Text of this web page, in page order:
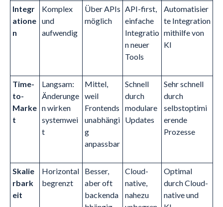
Integr
atione
n
Komplex
und
aufwendig
Über APIs
möglich
API-first,
einfache
Integratio
n neuer
Tools
Automatisier
te Integration
mithilfe von
KI
Time-
to-
Marke
t
Langsam:
Änderunge
n wirken
systemwei
t
Mittel,
weil
Frontends
unabhängi
g
anpassbar
Schnell
durch
modulare
Updates
Sehr schnell
durch
selbstoptimi
erende
Prozesse
Skalie
rbark
eit
Horizontal
begrenzt
Besser,
aber oft
backenda
Cloud-
native,
nahezu
Optimal
durch Cloud-
native und